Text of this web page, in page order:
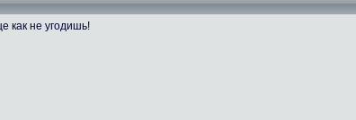
как не угодишь!